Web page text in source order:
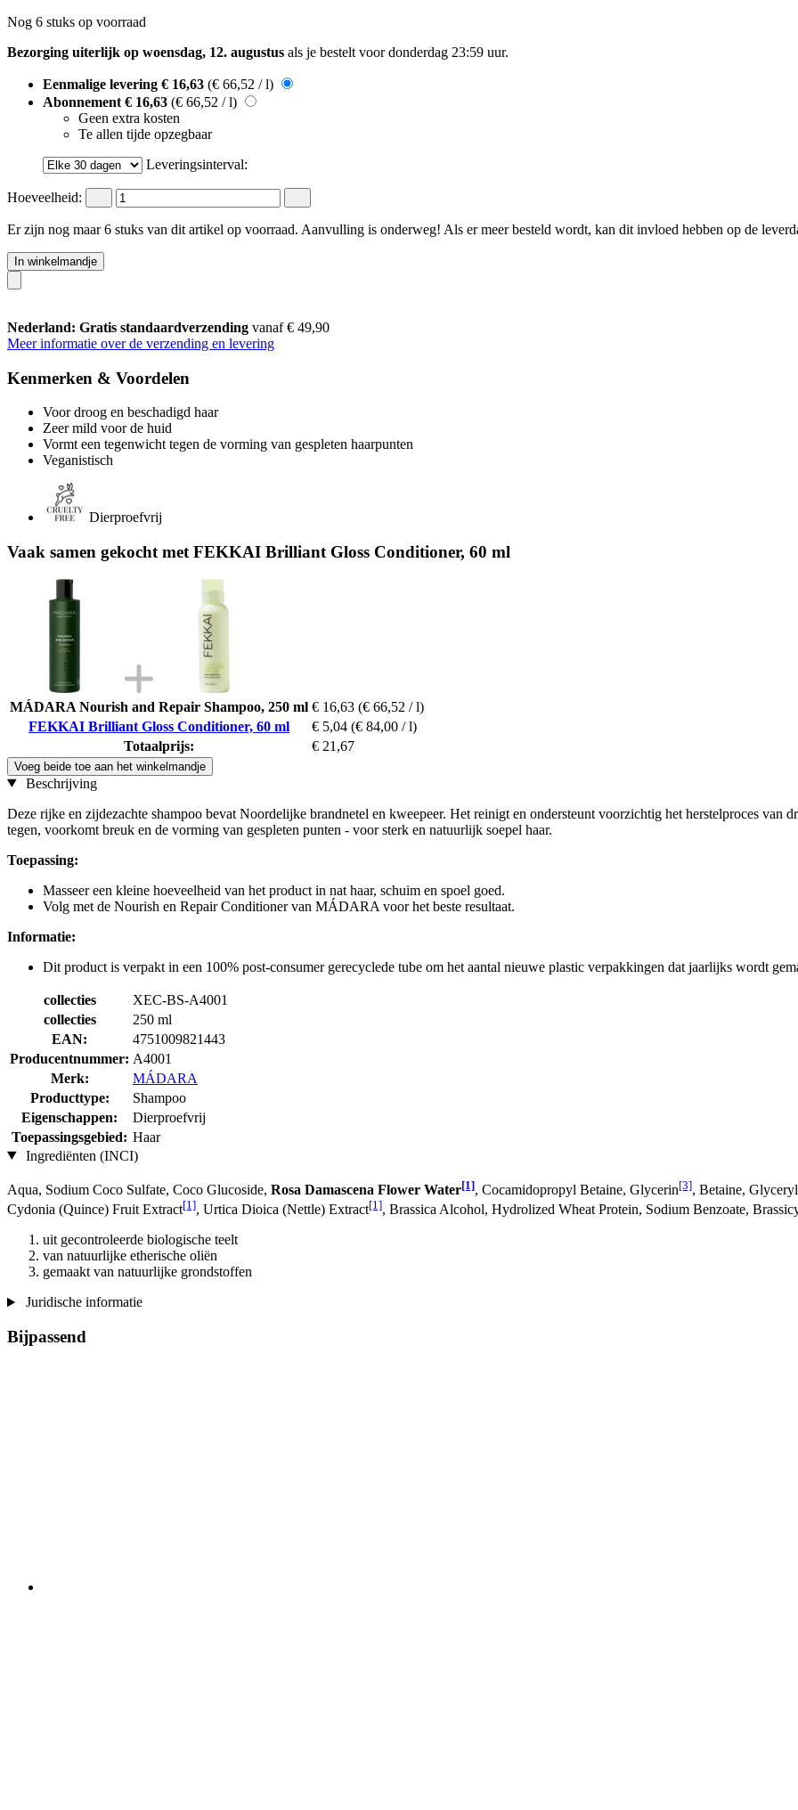
Nog 6 stuks op voorraad
Bezorging uiterlijk op woensdag, 12. augustus als je bestelt voordonderdag 23:59 uur.
Eenmalige levering € 16,63 (€ 66,52 / l)
Abonnement € 16,63 (€ 66,52 / l)
Geen extra kosten
Te allen tijde opzegbaar
Leveringsinterval:
Hoeveelheid:
Er zijn nog maar 6 stuks van dit artikel op voorraad. Aanvulling is onderweg! Als er meer besteld wordt, kan dit invloed hebben op de
In winkelmandje
Nederland: Gratis standaardverzending vanaf € 49,90
Meer informatie over de verzending en levering
Kenmerken & Voordelen
Voor droog en beschadigd haar
Zeer mild voor de huid
Vormt een tegenwicht tegen de vorming van gespleten haarpunten
Veganistisch
Dierproefvrij
Vaak samen gekocht met FEKKAI Brilliant Gloss Conditioner, 60 ml
MÁDARA Nourish and Repair Shampoo, 250 ml € 16,63 (€ 66,52 / l)
FEKKAI Brilliant Gloss Conditioner, 60 ml
€ 5,04 (€ 84,00 / l)
Totaalprijs:
€ 21,67
Voeg beide toe aan het winkelmandje
Beschrijving
Deze rijke en zijdezachte shampoo bevat Noordelijke brandnetel en kweepeer. Het reinigt en ondersteunt voorzichtig het herstelproces van
tegen, voorkomt breuk en de vorming van gespleten punten - voor sterk en natuurlijk soepel haar.
Toepassing:
Masseer een kleine hoeveelheid van het product in nat haar, schuim en spoel goed.
Volg met de Nourish en Repair Conditioner van MÁDARA voor het beste resultaat.
Informatie:
Dit product is verpakt in een 100% post-consumer gerecyclede tube om het aantal nieuwe plastic verpakkingen dat jaarlijks wordt
collecties
XEC-BS-A4001
collecties
250 ml
EAN:
4751009821443
Producentnummer: A4001
Merk:
MÁDARA
Producttype:
Shampoo
Eigenschappen:
Dierproefvrij
Toepassingsgebied: Haar
Ingrediënten (INCI)
Aqua, Sodium Coco­ Sulfate, Coco Glucoside, Rosa Damascena Flower Water[1], Cocamidopropyl Betaine, Glycerin[3], Betaine,
Cydonia (Quince) Fruit Extract[1], Urtica Dioica (Nettle) Extract[1], Brassica Alcohol, Hydrolized Wheat Protein, Sodium Benzoate,
uit gecontroleerde biologische teelt
van natuurlijke etherische oliën
gemaakt van natuurlijke grondstoffen
Juridische informatie
Bijpassend